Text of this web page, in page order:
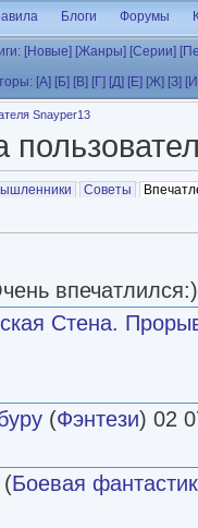
Блоги Форумы
[Новые] [Жанры] [Серии]
[А] [Б] [В] [Г] [Д] [Е] [Ж] [З]
Snayper13
Советы
впечатлился:)
Стена.
(Фэнтези) 02
(Боевая